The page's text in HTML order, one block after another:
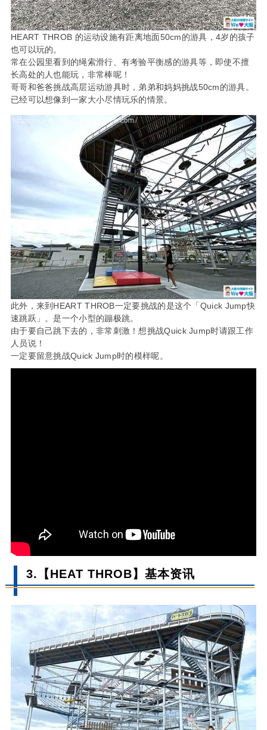
HEART THROB 的运动设施有距离地面50cm的游具，4岁的孩子
也可以玩的。
常在公园里看到的绳索滑行、有考验平衡感的游具等，即使不擅
长高处的人也能玩，非常棒呢！
哥哥和爸爸挑战高层运动游具时，弟弟和妈妈挑战50cm的游具。
已经可以想像到一家大小尽情玩乐的情景。
此外，来到HEART THROB一定要挑战的是这个「Quick Jump快
速跳跃」。是一个小型的蹦极跳。
由于要自己跳下去的，非常刺激！想挑战Quick Jump时请跟工作
人员说！
一定要留意挑战Quick Jump时的模样呢。
3.【HEAT THROB】基本资讯